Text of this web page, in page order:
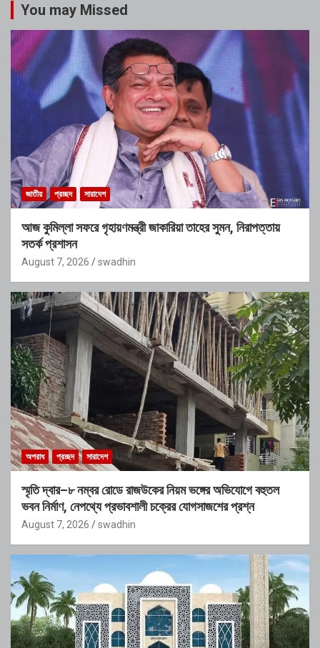
You may Missed
জাতীয় প্রচ্ছদ সারাদেশ
আজ কুমিল্লা সফরে গৃহায়ণমন্ত্রী জাকারিয়া তাহের সুমন, নিরাপত্তায়
সতর্ক প্রশাসন
August 7, 2026 swadhin
অপরাধ প্রচ্ছদ সারাদেশ
স্মৃতি দ্বার–৮ নম্বর রোডে রাজউকের নিয়ম ভঙ্গের অভিযোগে বহুতল
ভবন নির্মাণ, নেপথ্যে প্রভাবশালী চক্রের যোগসাজশের প্রশ্ন
August 7, 2026 swadhin